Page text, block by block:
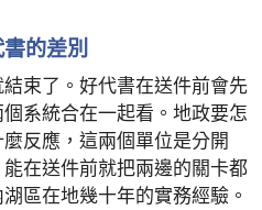
的差別
束了。好代書在送件前會先
系統合在一起看。地政要怎
反應，這兩個單位是分開
在送件前就把兩邊的關卡都
區在地幾十年的實務經驗。